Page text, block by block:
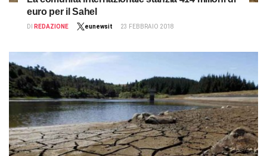
euro per il Sahel
DI REDAZIONE eunewsit 23 FEBBRAIO 2018